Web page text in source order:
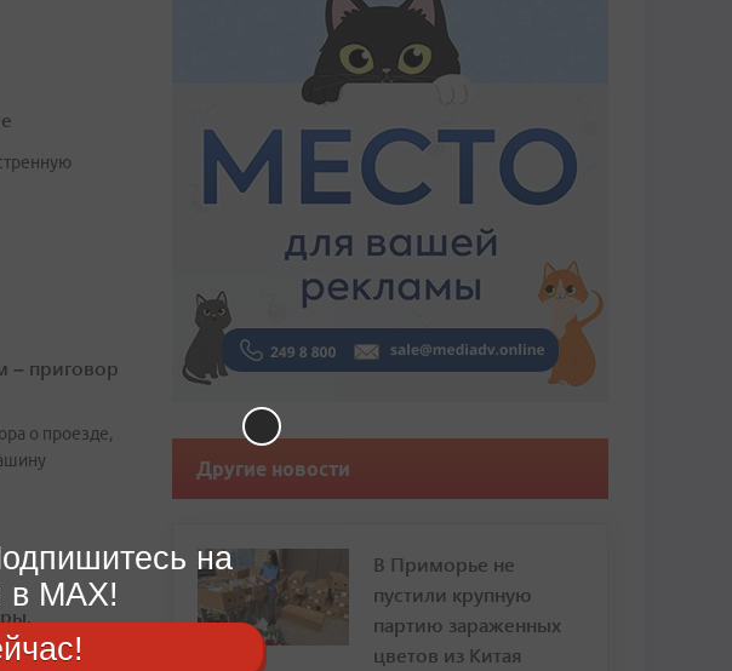
– приговор
о проезде,
Другие новости
В Приморье не
пустили крупную
партию зараженных
цветов из Китая
на
в MAX!